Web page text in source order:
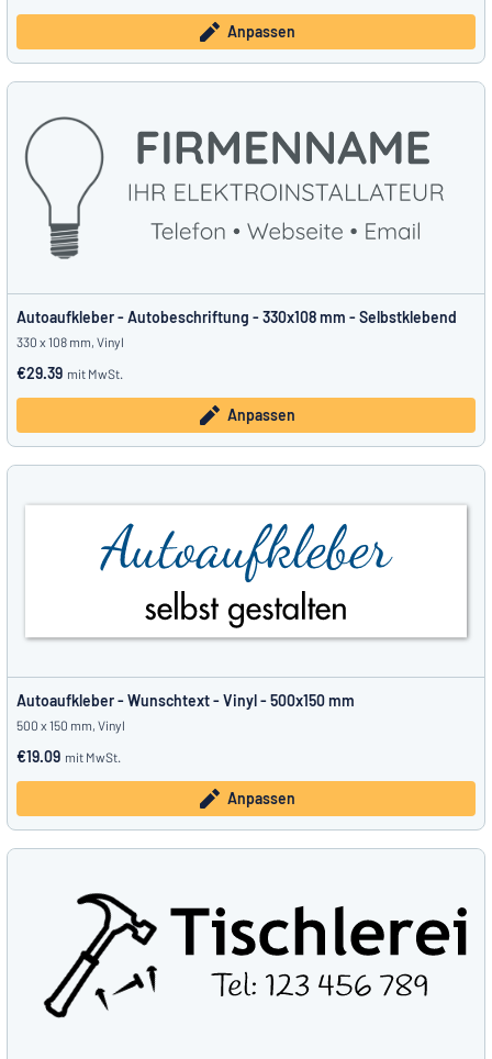
Anpassen
Autoaufkleber - Autobeschriftung - 330x108 mm - Selbstklebend
330 x 108 mm, Vinyl
€29.39 mit MwSt.
Anpassen
Autoaufkleber - Wunschtext - Vinyl - 500x150 mm
500 x 150 mm, Vinyl
€19.09 mit MwSt.
Anpassen